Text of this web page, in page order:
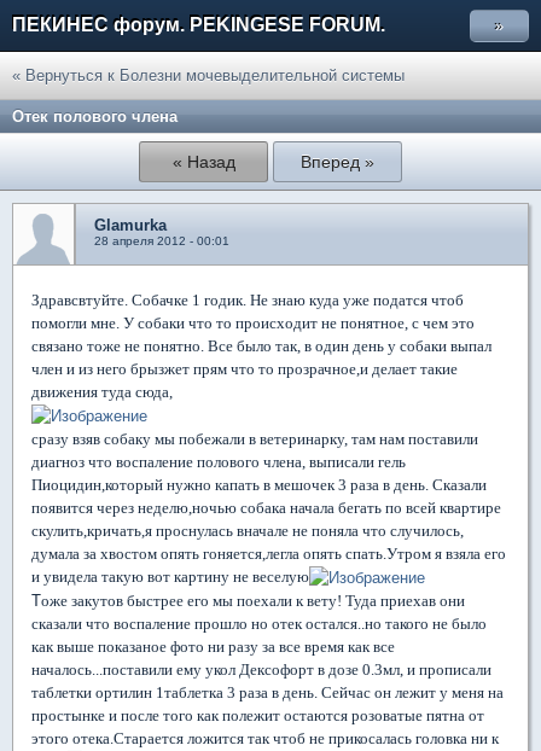
ПЕКИНЕС форум. PEKINGESE FORUM. »
« Вернуться к Болезни мочевыделительной системы
Отек полового члена
« Назад Вперед »
Glamurka
28 апреля 2012 - 00:01
Здравсвтуйте. Собачке 1 годик. Не знаю куда уже податся чтоб
помогли мне. У собаки что то происходит не понятное, с чем это
связано тоже не понятно. Все было так, в один день у собаки выпал
член и из него брызжет прям что то прозрачное,и делает такие
движения туда сюда,
сразу взяв собаку мы побежали в ветеринарку, там нам поставили
диагноз что воспаление полового члена, выписали гель
Пиоцидин,который нужно капать в мешочек 3 раза в день. Сказали
появится через неделю,ночью собака начала бегать по всей квартире
скулить,кричать,я проснулась вначале не поняла что случилось,
думала за хвостом опять гоняется,легла опять спать.Утром я взяла его
и увидела такую вот картину не веселую
Тоже закутов быстрее его мы поехали к вету! Туда приехав они
сказали что воспаление прошло но отек остался..но такого не было
как выше показаное фото ни разу за все время как все
началось...поставили ему укол Дексофорт в дозе 0.3мл, и прописали
таблетки ортилин 1таблетка 3 раза в день. Сейчас он лежит у меня на
простынке и после того как полежит остаются розоватые пятна от
этого отека.Старается ложится так чтоб не прикосалась головка ни к